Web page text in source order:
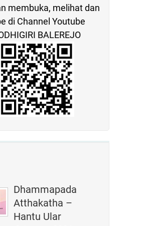
membuka, melihat dan
di Channel Youtube
BALEREJO
Dhammapada
Atthakatha –
Hantu Ular